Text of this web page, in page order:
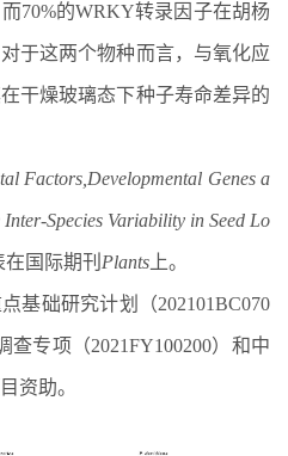
70%的WRKY转录因子在胡杨
于这两个物种而言，与氧化应
干燥玻璃态下种子寿命差异的
Factors,Developmental Genes a
Species Variability in Seed Lo
国际期刊 Plants 上。
基础研究计划 （202101BC070
查专项 （2021FY100200） 和中
资助。